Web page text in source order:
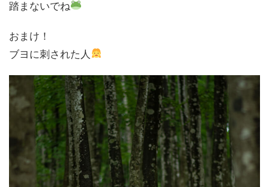
踏まないでね
おまけ！
ブヨに刺された人